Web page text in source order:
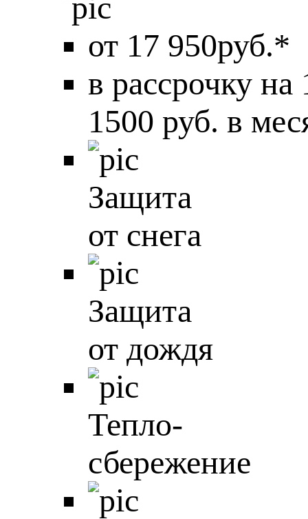
от 17 950руб.*
в рассрочку на
1500 руб. в
Защита
от снега
Защита
от дождя
Тепло-
сбережение